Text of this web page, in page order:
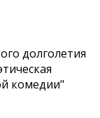
долголетия
комедии"